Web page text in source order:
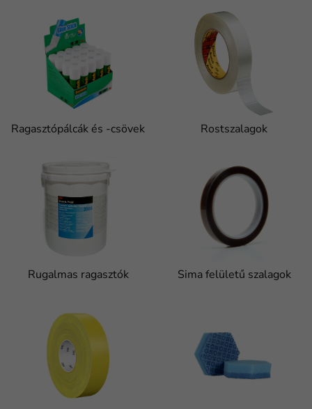
Ragasztópálcák és -csövek Rostszalagok
Rugalmas ragasztók Sima felületű szalagok